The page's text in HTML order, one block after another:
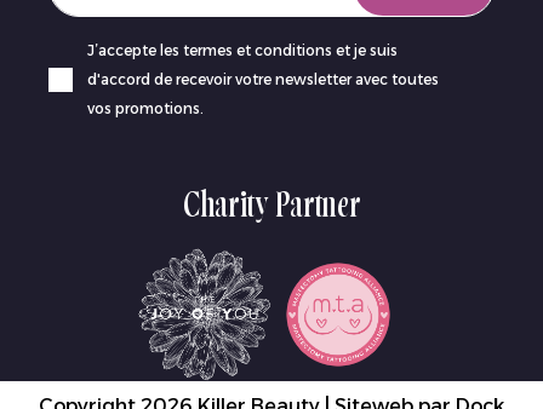
J’accepte les termes et conditions et je suis
d'accord de recevoir votre newsletter avec toutes
vos promotions.
Charity Partner